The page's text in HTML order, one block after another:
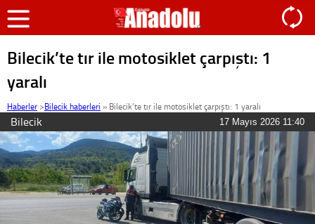
Bilecik’te tır ile motosiklet çarpıştı: 1
yaralı
Haberler >Bilecik haberleri » Bilecik’te tır ile motosiklet çarpıştı: 1 yaralı
Bilecik 17 Mayıs 2026 11:40